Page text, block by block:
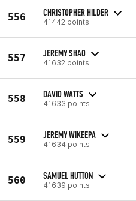
556 CHRISTOPHER HILDER
41442 points
557 JEREMY SHAO
41632 points
558 DAVID WATTS
41633 points
559 JEREMY WIKEEPA
41634 points
560 SAMUEL HUTTON
41639 points